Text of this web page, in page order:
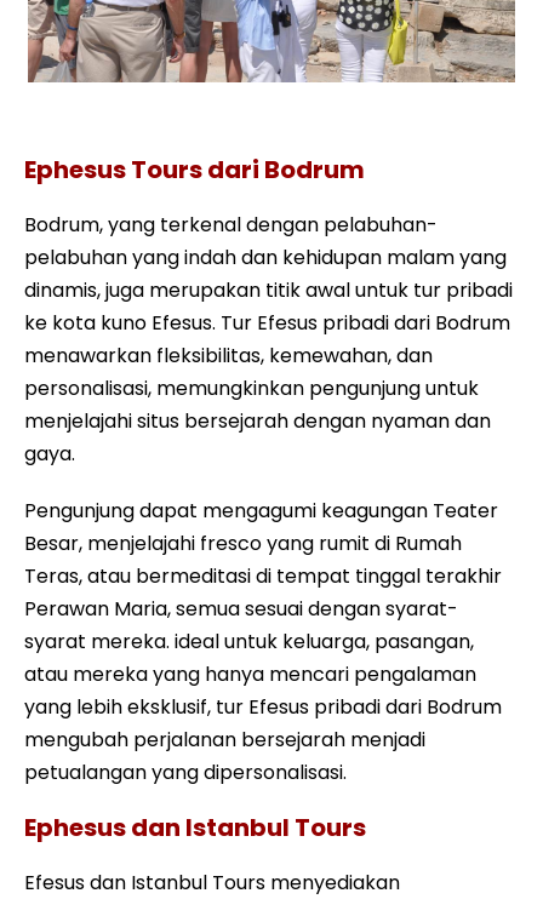
Ephesus Tours dari Bodrum
Bodrum, yang terkenal dengan pelabuhan-
pelabuhan yang indah dan kehidupan malam yang
dinamis, juga merupakan titik awal untuk tur pribadi
ke kota kuno Efesus. Tur Efesus pribadi dari Bodrum
menawarkan fleksibilitas, kemewahan, dan
personalisasi, memungkinkan pengunjung untuk
menjelajahi situs bersejarah dengan nyaman dan
gaya.
Pengunjung dapat mengagumi keagungan Teater
Besar, menjelajahi fresco yang rumit di Rumah
Teras, atau bermeditasi di tempat tinggal terakhir
Perawan Maria, semua sesuai dengan syarat-
syarat mereka. ideal untuk keluarga, pasangan,
atau mereka yang hanya mencari pengalaman
yang lebih eksklusif, tur Efesus pribadi dari Bodrum
mengubah perjalanan bersejarah menjadi
petualangan yang dipersonalisasi.
Ephesus dan Istanbul Tours
Efesus dan Istanbul Tours menyediakan